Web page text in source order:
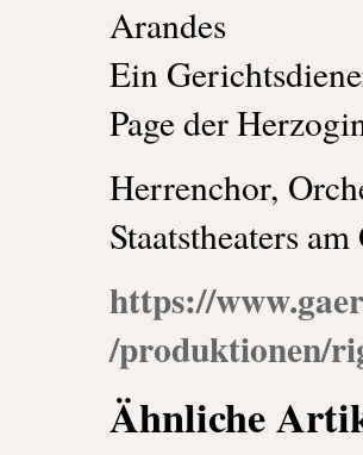
Arandes
Ein
Page der
Herrenchor,
Staatstheaters
https://
/produktionen/
Ähnliche